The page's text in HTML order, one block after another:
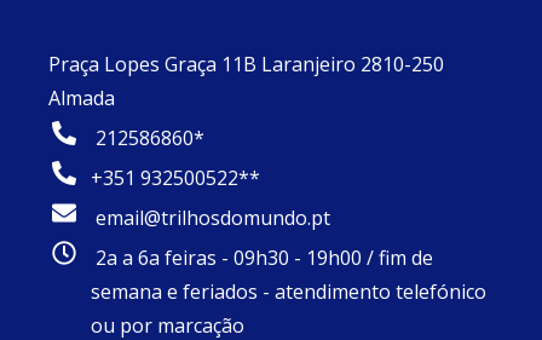
Praça Lopes Graça 11B Laranjeiro 2810-250
Almada
212586860*
+351 932500522**
email@trilhosdomundo.pt
2a a 6a feiras - 09h30 - 19h00 / fim de
semana e feriados - atendimento telefónico
ou por marcação